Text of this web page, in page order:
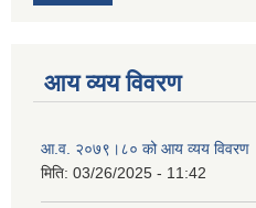
आय व्यय विवरण
आ.व. २०७९।८० को आय व्यय विवरण
मिति: 03/26/2025 - 11:42